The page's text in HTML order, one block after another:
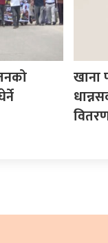
खाना